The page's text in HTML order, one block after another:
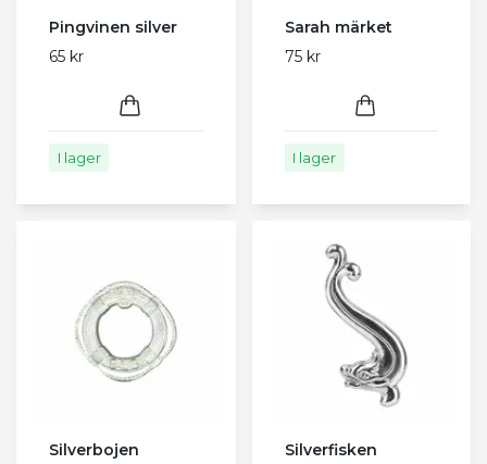
Pingvinen silver
65 kr
I lager
Sarah märket
75 kr
I lager
Silverbojen Silverfisken